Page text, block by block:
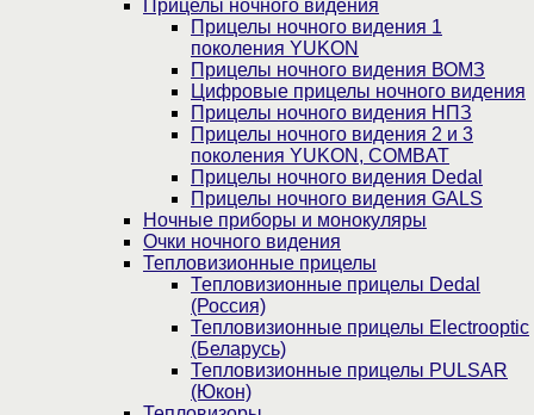
Прицелы ночного видения
Прицелы ночного видения 1
поколения YUKON
Прицелы ночного видения ВОМЗ
Цифровые прицелы ночного видения
Прицелы ночного видения НПЗ
Прицелы ночного видения 2 и 3
поколения YUKON, COMBAT
Прицелы ночного видения Dedal
Прицелы ночного видения GALS
Ночные приборы и монокуляры
Очки ночного видения
Тепловизионные прицелы
Тепловизионные прицелы Dedal
(Россия)
Тепловизионные прицелы Electrooptic
(Беларусь)
Тепловизионные прицелы PULSAR
(Юкон)